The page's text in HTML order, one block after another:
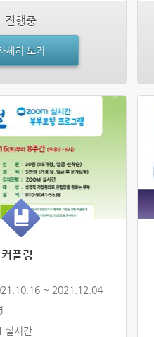
진행중
세히 보기
플링
~ 2021.12.04
실시간